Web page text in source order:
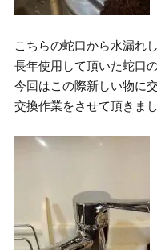
こちらの蛇口から水漏れ
長年使用して頂いた蛇口
今回はこの際新しい物に
交換作業をさせて頂きまし